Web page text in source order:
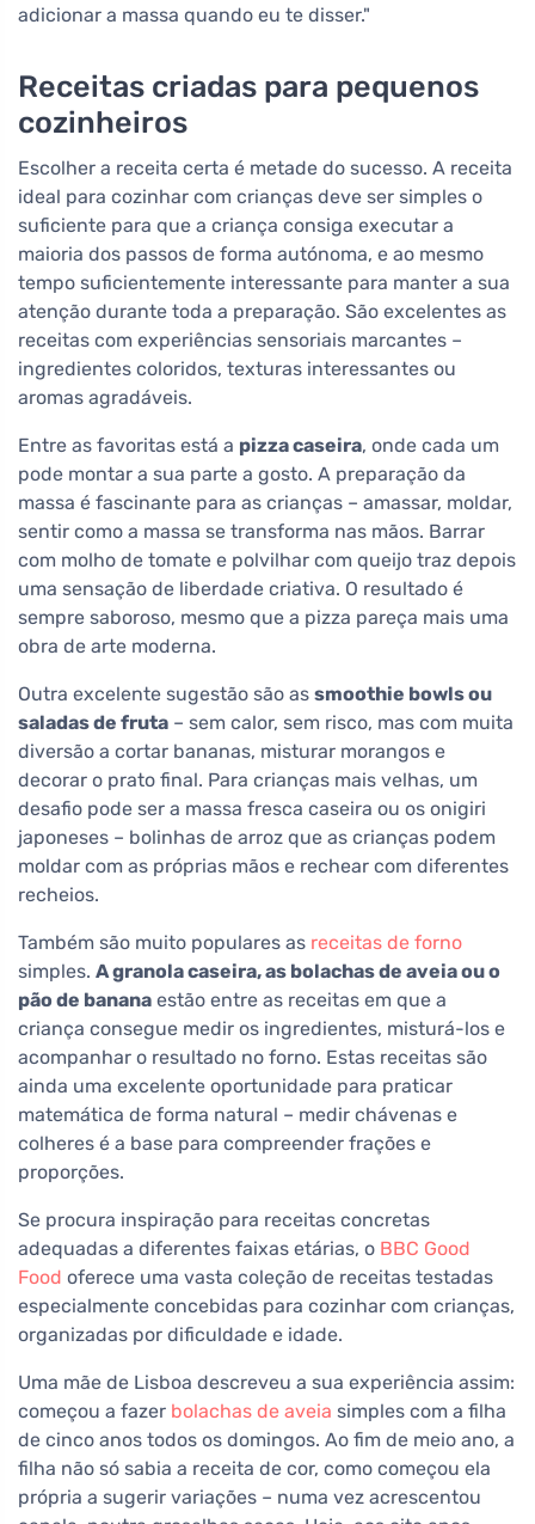
adicionar a massa quando eu te disser."
Receitas criadas para pequenos
cozinheiros
Escolher a receita certa é metade do sucesso. A receita
ideal para cozinhar com crianças deve ser simples o
suficiente para que a criança consiga executar a
maioria dos passos de forma autónoma, e ao mesmo
tempo suficientemente interessante para manter a sua
atenção durante toda a preparação. São excelentes as
receitas com experiências sensoriais marcantes –
ingredientes coloridos, texturas interessantes ou
aromas agradáveis.
Entre as favoritas está a pizza caseira, onde cada um
pode montar a sua parte a gosto. A preparação da
massa é fascinante para as crianças – amassar, moldar,
sentir como a massa se transforma nas mãos. Barrar
com molho de tomate e polvilhar com queijo traz depois
uma sensação de liberdade criativa. O resultado é
sempre saboroso, mesmo que a pizza pareça mais uma
obra de arte moderna.
Outra excelente sugestão são as smoothie bowls ou
saladas de fruta – sem calor, sem risco, mas com muita
diversão a cortar bananas, misturar morangos e
decorar o prato final. Para crianças mais velhas, um
desafio pode ser a massa fresca caseira ou os onigiri
japoneses – bolinhas de arroz que as crianças podem
moldar com as próprias mãos e rechear com diferentes
recheios.
Também são muito populares as receitas de forno
simples. A granola caseira, as bolachas de aveia ou o
pão de banana estão entre as receitas em que a
criança consegue medir os ingredientes, misturá-los e
acompanhar o resultado no forno. Estas receitas são
ainda uma excelente oportunidade para praticar
matemática de forma natural – medir chávenas e
colheres é a base para compreender frações e
proporções.
Se procura inspiração para receitas concretas
adequadas a diferentes faixas etárias, o BBC Good
Food oferece uma vasta coleção de receitas testadas
especialmente concebidas para cozinhar com crianças,
organizadas por dificuldade e idade.
Uma mãe de Lisboa descreveu a sua experiência assim:
começou a fazer bolachas de aveia simples com a filha
de cinco anos todos os domingos. Ao fim de meio ano, a
filha não só sabia a receita de cor, como começou ela
própria a sugerir variações – numa vez acrescentou